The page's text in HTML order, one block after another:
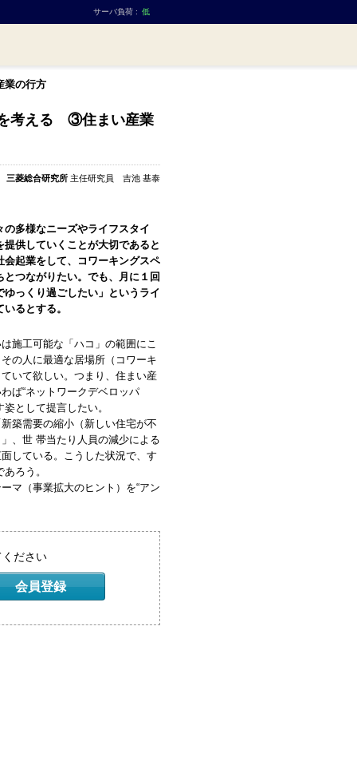
サーバ負荷 : 低
の行方
考える ③住まい産業
三菱総合研究所 主任研究員 吉池 基泰
多様なニーズやライフスタイ
供していくことが大切であると
起業をして、コワーキングスペ
つながりたい。でも、月に１回
っくり過ごしたい」というライ
るとする。
施工可能な「ハコ」の範囲にこ
の人に最適な居場所（コワーキ
いて欲しい。つまり、住まい産
ば“ネットワークデベロッパ
として提言したい。
築需要の縮小（新しい住宅が不
、世 帯当たり人員の減少による
している。こうした状況で、す
ろう。
マ（事業拡大のヒント）を“アン
ださい
会員登録